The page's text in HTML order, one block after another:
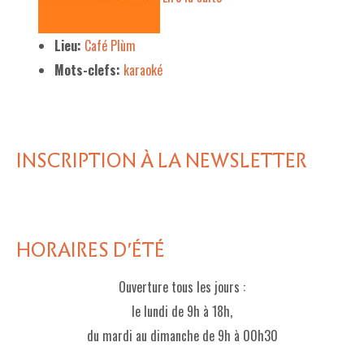
Lieu: Café Plùm
Mots-clefs: karaoké
INSCRIPTION À LA NEWSLETTER
HORAIRES D'ÉTÉ
Ouverture tous les jours :
le lundi de 9h à 18h,
du mardi au dimanche de 9h à 00h30